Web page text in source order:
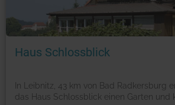
Haus Schlossblick
In Leibnitz, 43 km von Bad Radkersburg
das Haus Schlossblick einen Garten und